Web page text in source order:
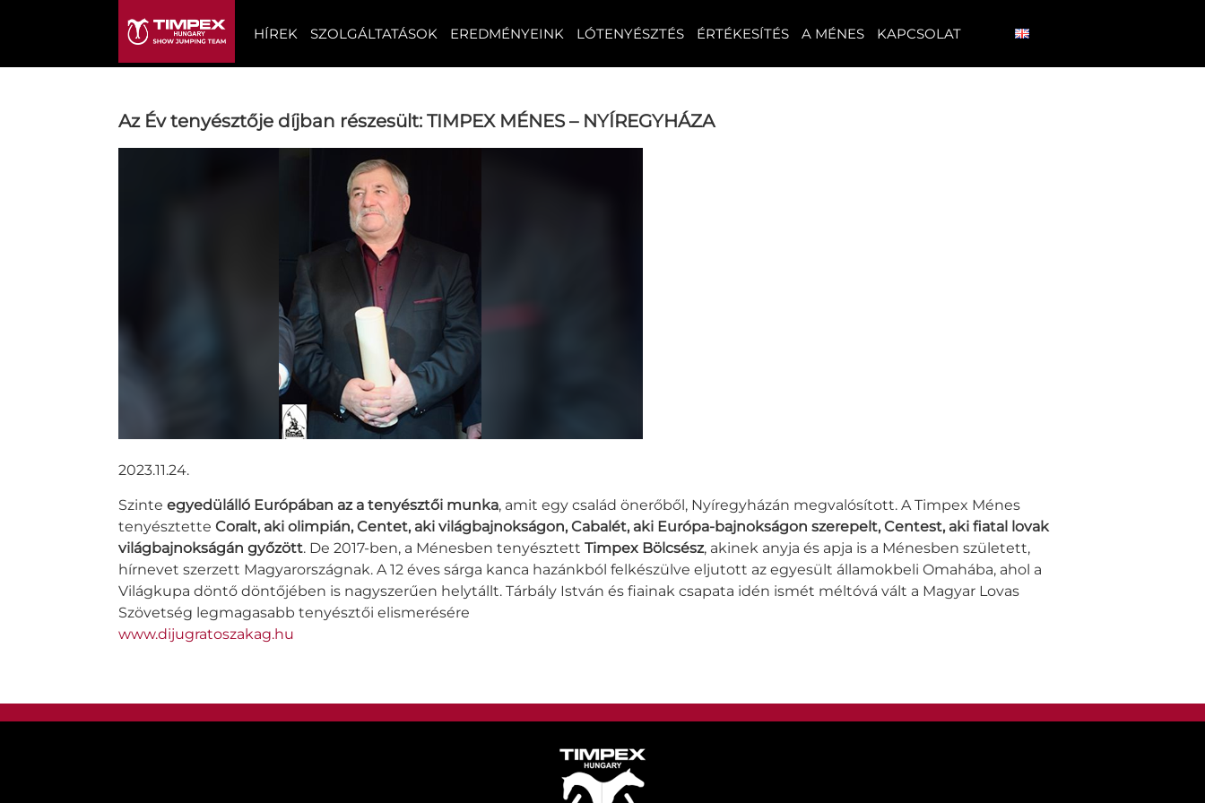
HÍREK SZOLGÁLTATÁSOK EREDMÉNYEINK LÓTENYÉSZTÉS ÉRTÉKESÍTÉS A MÉNES KAPCSOLAT
Az Év tenyésztője díjban részesült: TIMPEX MÉNES – NYÍREGYHÁZA
2023.11.24.
Szinte egyedülálló Európában az a tenyésztői munka, amit egy család önerőből, Nyíregyházán megvalósított. A Timpex Ménes
tenyésztette Coralt, aki olimpián, Centet, aki világbajnokságon, Cabalét, aki Európa-bajnokságon szerepelt, Centest, aki fiatal lovak
világbajnokságán győzött. De 2017-ben, a Ménesben tenyésztett Timpex Bölcsész, akinek anyja és apja is a Ménesben született,
hírnevet szerzett Magyarországnak. A 12 éves sárga kanca hazánkból felkészülve eljutott az egyesült államokbeli Omahába, ahol a
Világkupa döntő döntőjében is nagyszerűen helytállt. Tárbály István és fiainak csapata idén ismét méltóvá vált a Magyar Lovas
Szövetség legmagasabb tenyésztői elismerésére
www.dijugratoszakag.hu